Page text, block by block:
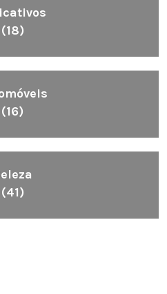
(18)
(16)
(41)